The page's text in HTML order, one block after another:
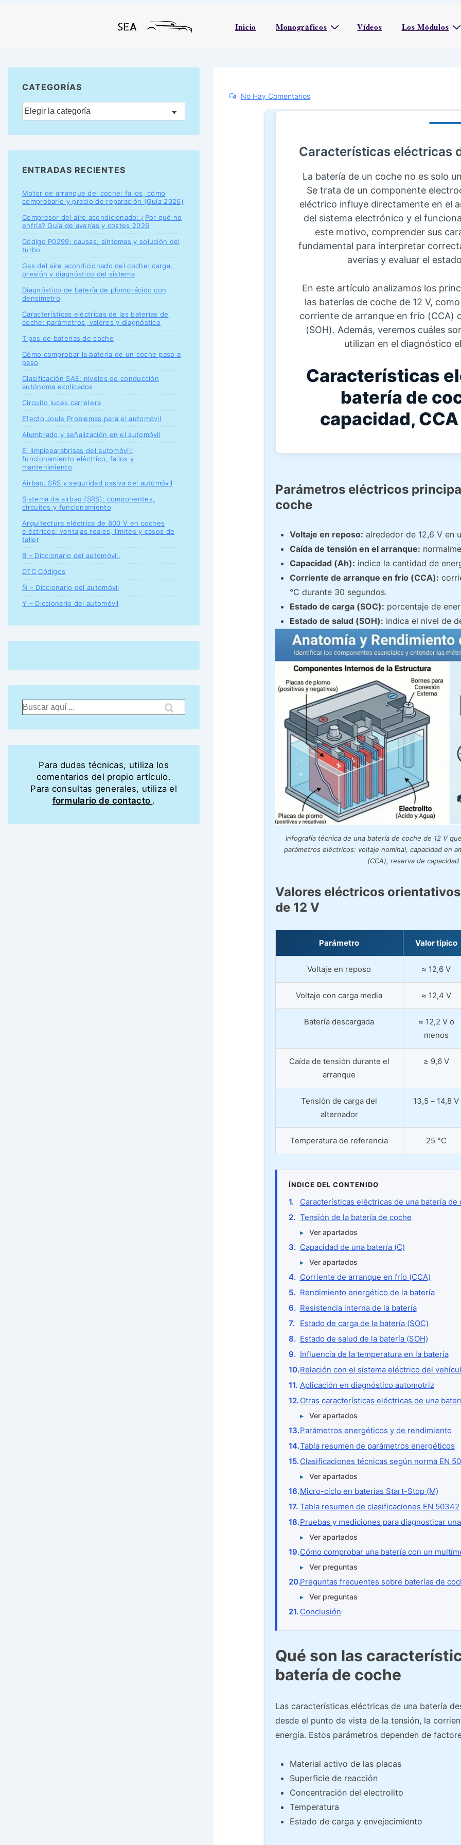
Inicio Monográficos Vídeos Los Módulos
No Hay Comentarios
Características eléctricas
La batería de un coche no es solo
Se trata de un componente
eléctrico influye directamente en el
del sistema electrónico y el
este motivo, comprender sus
fundamental para interpretar
averías y evaluar el
En este artículo analizamos los
las baterías de coche de 12 V,
corriente de arranque en frío (CCA)
(SOH). Además, veremos cuáles
utilizan en el diagnóstico
Características
batería de
capacidad,
Parámetros eléctricos
coche
Voltaje en reposo: alrededor de 12,6 V en
Caída de tensión en el arranque:
Capacidad (Ah): indica la cantidad de
Corriente de arranque en frío (CCA):
°C durante 30 segundos.
Estado de carga (SOC): porcentaje de
Estado de salud (SOH): indica el nivel de
Infografía técnica de una batería de coche de 12 V
parámetros eléctricos: voltaje nominal, capacidad en
(CCA), reserva de capacidad
Valores eléctricos
de 12 V
Parámetro Valor típico
Voltaje en reposo ≈ 12,6 V
Voltaje con carga media ≈ 12,4 V
Batería descargada
≈ 12,2 V o
menos
Caída de tensión durante el
arranque
≥ 9,6 V
Tensión de carga del
alternador
13,5 – 14,8 V
Temperatura de referencia 25 °C
ÍNDICE DEL CONTENIDO
Características eléctricas de una batería de
Tensión de la batería de coche
Ver apartados
Capacidad de una batería (C)
Ver apartados
Corriente de arranque en frío (CCA)
Rendimiento energético de la batería
Resistencia interna de la batería
Estado de carga de la batería (SOC)
Estado de salud de la batería (SOH)
Influencia de la temperatura en la batería
Relación con el sistema eléctrico del
Aplicación en diagnóstico automotriz
Otras características eléctricas de una
Ver apartados
Parámetros energéticos y de rendimiento
Tabla resumen de parámetros energéticos
Clasificaciones técnicas según norma EN
Ver apartados
Micro-ciclo en baterías Start-Stop (M)
Tabla resumen de clasificaciones EN 50342
Pruebas y mediciones para diagnosticar
Ver apartados
Cómo comprobar una batería con un
Ver preguntas
Preguntas frecuentes sobre baterías de
Ver preguntas
Conclusión
Qué son las
batería de coche
Las características eléctricas de una batería
desde el punto de vista de la tensión, la
energía. Estos parámetros dependen de
Material activo de las placas
Superficie de reacción
Concentración del electrolito
Temperatura
Estado de carga y envejecimiento
CATEGORÍAS
ENTRADAS RECIENTES
Motor de arranque del coche: fallos, cómo
comprobarlo y precio de reparación (Guía 2026)
Compresor del aire acondicionado: ¿Por qué no
enfría? Guía de averías y costes 2026
Código P0299: causas, síntomas y solución del
turbo
Gas del aire acondicionado del coche: carga,
presión y diagnóstico del sistema
Diagnóstico de batería de plomo-ácido con
densímetro
Características eléctricas de las baterías de
coche: parámetros, valores y diagnóstico
Tipos de baterías de coche
Cómo comprobar la batería de un coche paso a
paso
Clasificación SAE: niveles de conducción
autónoma explicados
Circuito luces carretera
Efecto Joule Problemas para el automóvil
Alumbrado y señalización en el automóvil
El limpiaparabrisas del automóvil:
funcionamiento eléctrico, fallos y
mantenimiento
Airbag, SRS y seguridad pasiva del automóvil
Sistema de airbag (SRS): componentes,
circuitos y funcionamiento
Arquitectura eléctrica de 800 V en coches
eléctricos: ventajas reales, límites y casos de
taller
B – Diccionario del automóvil.
DTC Códigos
Ñ – Diccionario del automóvil
Y – Diccionario del automóvil
Para dudas técnicas, utiliza los
comentarios del propio artículo.
Para consultas generales, utiliza el
formulario de contacto .